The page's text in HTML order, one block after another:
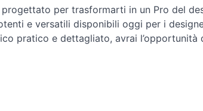
per trasformarti in un Pro del
e versatili disponibili oggi per i
pratico e dettagliato, avrai l’opportunità